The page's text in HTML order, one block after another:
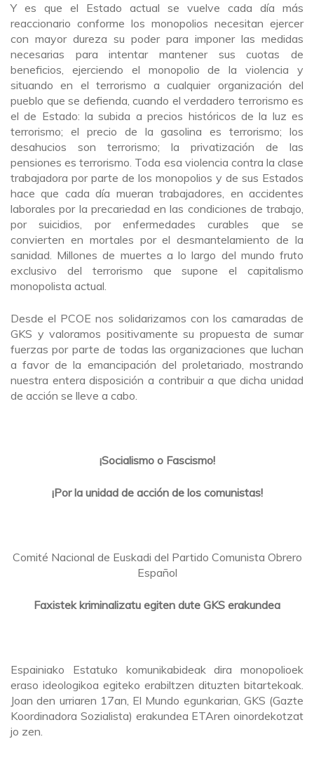
Y es que el Estado actual se vuelve cada día más
reaccionario conforme los monopolios necesitan ejercer
con mayor dureza su poder para imponer las medidas
necesarias para intentar mantener sus cuotas de
beneficios, ejerciendo el monopolio de la violencia y
situando en el terrorismo a cualquier organización del
pueblo que se defienda, cuando el verdadero terrorismo es
el de Estado: la subida a precios históricos de la luz es
terrorismo; el precio de la gasolina es terrorismo; los
desahucios son terrorismo; la privatización de las
pensiones es terrorismo. Toda esa violencia contra la clase
trabajadora por parte de los monopolios y de sus Estados
hace que cada día mueran trabajadores, en accidentes
laborales por la precariedad en las condiciones de trabajo,
por suicidios, por enfermedades curables que se
convierten en mortales por el desmantelamiento de la
sanidad. Millones de muertes a lo largo del mundo fruto
exclusivo del terrorismo que supone el capitalismo
monopolista actual.
Desde el PCOE nos solidarizamos con los camaradas de
GKS y valoramos positivamente su propuesta de sumar
fuerzas por parte de todas las organizaciones que luchan
a favor de la emancipación del proletariado, mostrando
nuestra entera disposición a contribuir a que dicha unidad
de acción se lleve a cabo.
¡Socialismo o Fascismo!
¡Por la unidad de acción de los comunistas!
Comité Nacional de Euskadi del Partido Comunista Obrero
Español
Faxistek kriminalizatu egiten dute GKS erakundea
Espainiako Estatuko komunikabideak dira monopolioek
eraso ideologikoa egiteko erabiltzen dituzten bitartekoak.
Joan den urriaren 17an, El Mundo egunkarian, GKS (Gazte
Koordinadora Sozialista) erakundea ETAren oinordekotzat
jo zen.